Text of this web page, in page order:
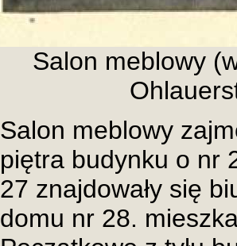
Salon meblowy
Salon meblowy
piętra budynku o nr
27 znajdowały się
domu nr 28.